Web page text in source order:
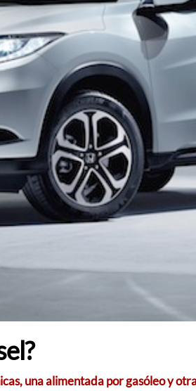
una alimentada por gasóleo y